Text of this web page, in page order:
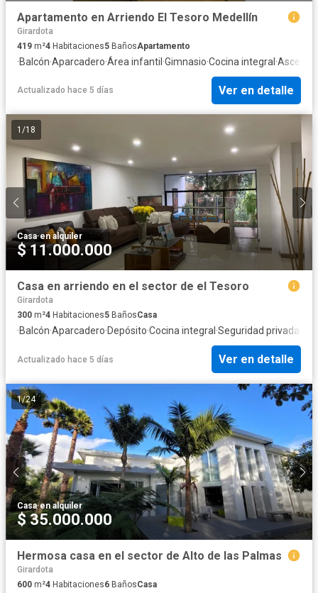
Apartamento en Arriendo El Tesoro Medellín
Girardota
419 m²4 Habitaciones5 BañosApartamento
·Balcón·Aparcadero·Área infantil·Gimnasio·Cocina integral·
Actualizado hace 5 días Ver en detalle
1 /18
Casa·en alquiler
$ 11.000.000
Casa en arriendo en el sector de el Tesoro
Girardota
300 m²4 Habitaciones5 BañosCasa
·Balcón·Aparcadero·Depósito·Cocina integral ·Seguridad privada
Actualizado hace 5 días Ver en detalle
1/24
Casa·en alquiler
$ 35.000.000
Hermosa casa en el sector de Alto de las Palmas
Girardota
600 m²4 Habitaciones6 BañosCasa